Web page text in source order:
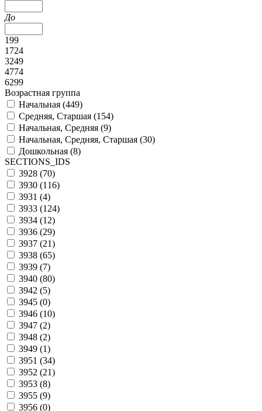
До
199
1724
3249
4774
6299
Возрастная группа
Начальная (449)
Средняя, Старшая (154)
Начальная, Средняя (9)
Начальная, Средняя, Старшая (30)
Дошкольная (8)
SECTIONS_IDS
3928 (70)
3930 (116)
3931 (4)
3933 (124)
3934 (12)
3936 (29)
3937 (21)
3938 (65)
3939 (7)
3940 (80)
3942 (5)
3945 (0)
3946 (10)
3947 (2)
3948 (2)
3949 (1)
3951 (34)
3952 (21)
3953 (8)
3955 (9)
3956 (0)